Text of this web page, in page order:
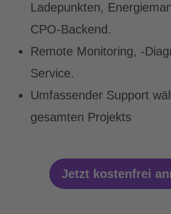
Ladepunkten,
CPO-Backend.
Remote Monitoring, -
Service.
Umfassender Support
gesamten Projekts
Jetzt kostenfrei